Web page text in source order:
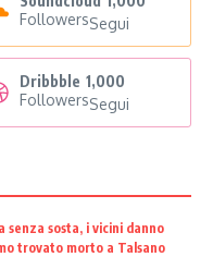
FollowersSegui
Dribbble 1,000
FollowersSegui
senza sosta, i vicini danno
trovato morto a Talsano